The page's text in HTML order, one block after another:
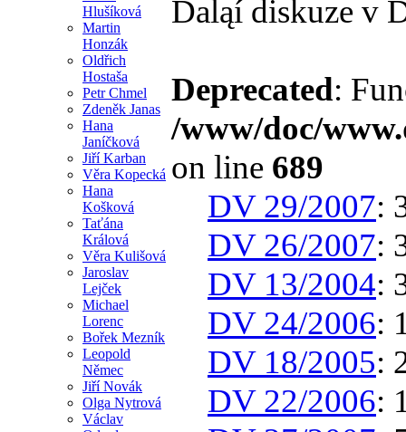
Hlušíková
Martin
Honzák
Oldřich
Hostaša
Petr Chmel
Zdeněk Janas
Hana
Janíčková
Jiří Karban
Věra Kopecká
Hana
Košková
Taťána
Králová
Věra Kulišová
Jaroslav
Lejček
Michael
Lorenc
Bořek Mezník
Leopold
Němec
Jiří Novák
Olga Nytrová
Václav
Daląí diskuze v
Deprecated:
/www/doc/
on line 689
DV 29/2007:
DV 26/2007:
DV 13/2004:
DV 24/2006:
DV 18/2005:
DV 22/2006: